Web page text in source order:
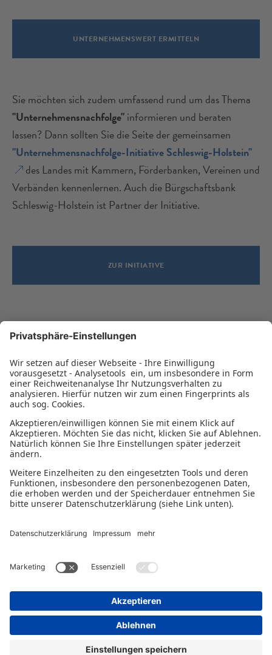
UNTERNEHMENSWERT ERMITTELN
Sie möchten sich zudem umfassend rund um das Thema
"Unternehmensnachfolge"informieren und beraten
lassen? Dann sollten Sie die Seite der gemeinsamen
"Unternehmensnachfolge-Initiative Schleswig-Holstein"
des Landes mit Kammern, Förderbanken, Vereinen und
Verbänden kennenlernen. Auch die Bürgschaftsbank
Schleswig-Holstein ist Partner der Initiative.
ZUR INITIATIVE
Impressum
Gender-Disclaimer
© 2026 - Ein Serviceangebot der Deutschen
Bürgschaftsbanken.